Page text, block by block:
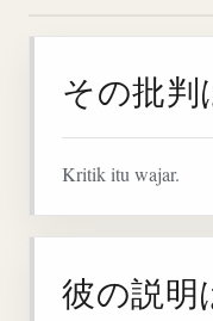
その批判
Kritik itu wajar.
彼の説明